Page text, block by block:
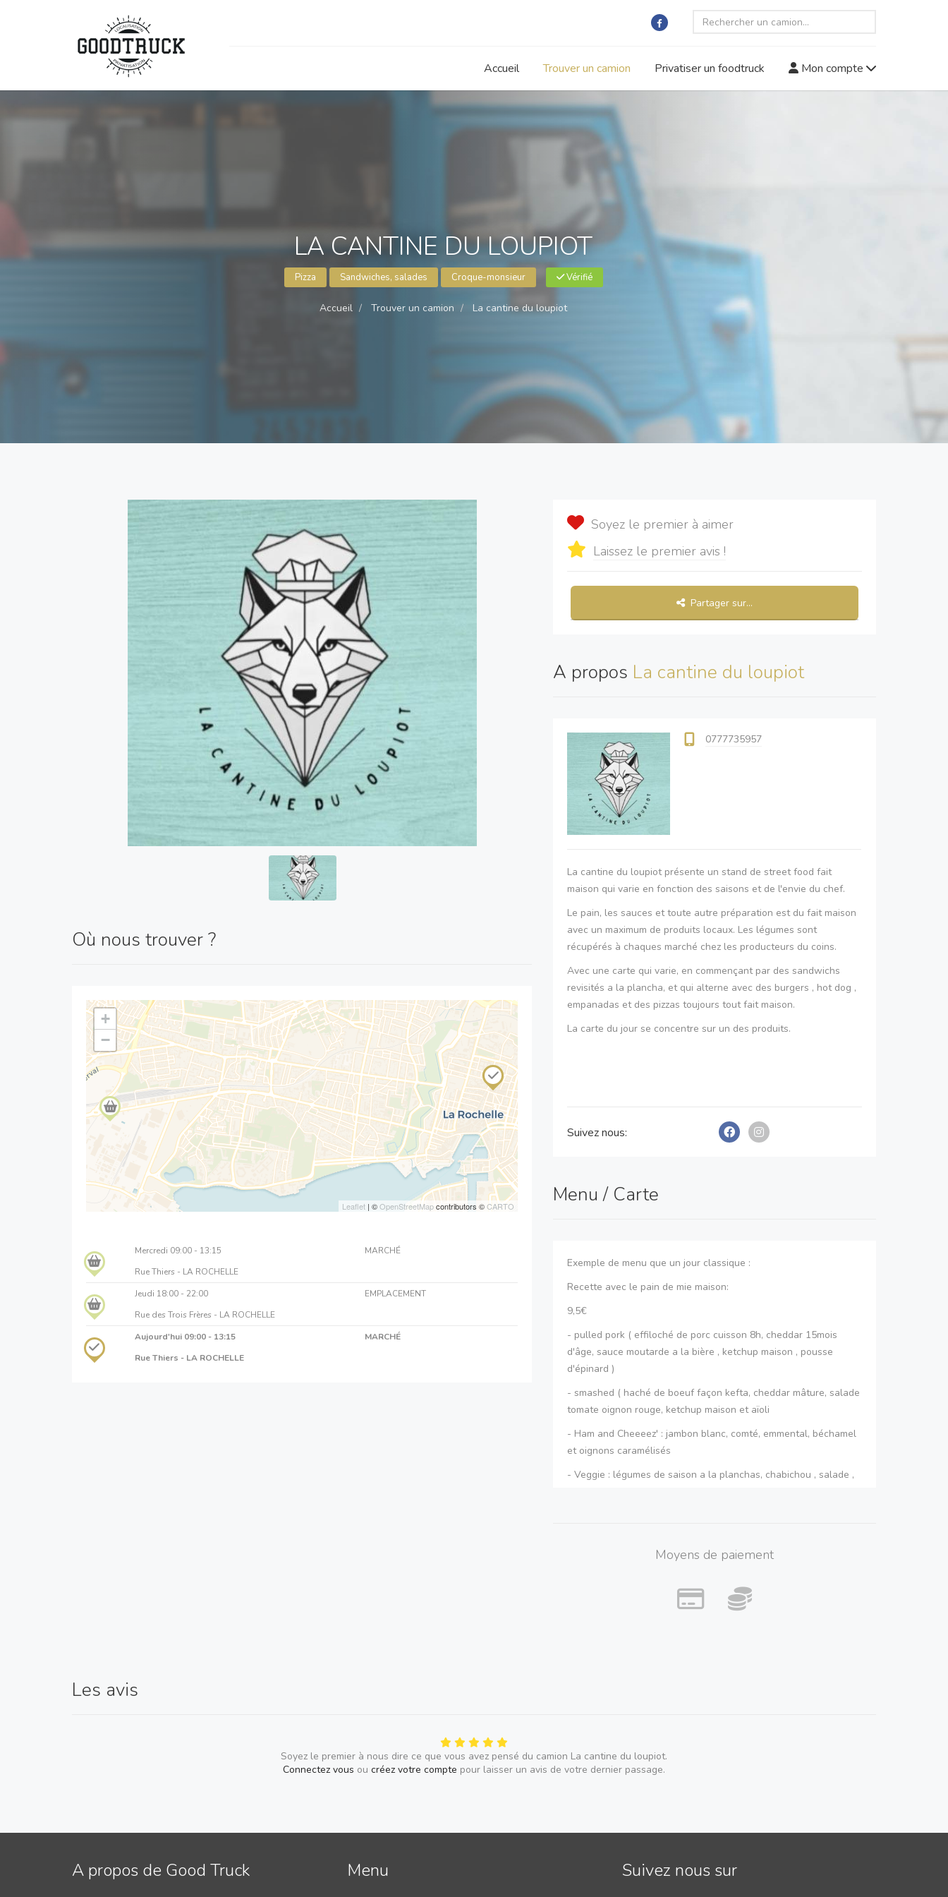
Accueil Trouver un camion Privatiser un foodtruck Mon compte
LA CANTINE DU LOUPIOT
Pizza Sandwiches, salades Croque-monsieur Vérifié
Accueil Trouver un camion La cantine du loupiot
Où nous trouver ?
+
−
Leaflet | ©OpenStreetMapcontributors ©CARTO
Mercredi 09:00 - 13:15
MARCHÉ
Rue Thiers - LA ROCHELLE
Jeudi 18:00 - 22:00
EMPLACEMENT
Rue des Trois Frères - LA ROCHELLE
Aujourd'hui 09:00 - 13:15
MARCHÉ
Rue Thiers - LA ROCHELLE
Soyez le premier à aimer
Laissez le premier avis !
Partager sur...
A propos La cantine du loupiot
0777735957
La cantine du loupiot présente un stand de street food fait
maison qui varie en fonction des saisons et de l'envie du chef.
Le pain, les sauces et toute autre préparation est du fait maison
avec un maximum de produits locaux. Les légumes sont
récupérés à chaques marché chez les producteurs du coins.
Avec une carte qui varie, en commençant par des sandwichs
revisités a la plancha, et qui alterne avec des burgers , hot dog ,
empanadas et des pizzas toujours tout fait maison.
La carte du jour se concentre sur un des produits.
Suivez nous:
Menu / Carte
Exemple de menu que un jour classique :
Recette avec le pain de mie maison:
9,5€
- pulled pork ( effiloché de porc cuisson 8h, cheddar 15mois
d'âge, sauce moutarde a la bière , ketchup maison , pousse
d'épinard )
- smashed ( haché de boeuf façon kefta, cheddar mâture, salade
tomate oignon rouge, ketchup maison et aïoli
- Ham and Cheeeez' : jambon blanc, comté, emmental, béchamel
et oignons caramélisés
- Veggie : légumes de saison a la planchas, chabichou , salade ,
Menu sur un jour pizza :
Pâte pizza à la biere fait maison avec de la bière de la Riboterie
Suivant les évènements d'autre menu peuvent se rajouter a la
Moyens de paiement
Les avis
Soyez le premier à nous dire ce que vous avez pensé du camion La cantine du loupiot.
Connectez vous ou créez votre compte pour laisser un avis de votre dernier passage.
A propos de Good Truck Menu Suivez nous sur